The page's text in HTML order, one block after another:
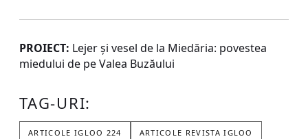
PROIECT: Lejer și vesel de la Miedăria: povestea
miedului de pe Valea Buzăului
TAG-URI:
ARTICOLE IGLOO 224 ARTICOLE REVISTA IGLOO